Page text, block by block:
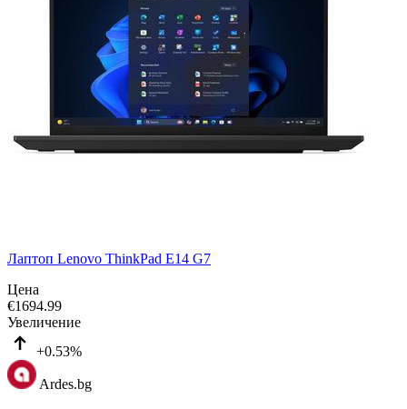
Лаптоп Lenovo ThinkPad E14 G7
Цена
€1694.99
Увеличение
+0.53%
Ardes.bg